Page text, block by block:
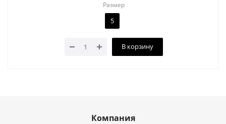
Размер
5
В корзину
Компания